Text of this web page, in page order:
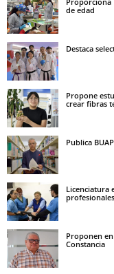
de edad
Destaca
Propone
crear fibras
Publica
Licenciatura
Proponen
Constancia